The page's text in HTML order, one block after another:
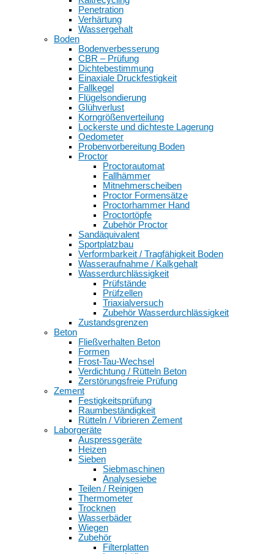
Penetration
Verhärtung
Wassergehalt
Boden
Bodenverbesserung
CBR – Prüfung
Dichtebestimmung
Einaxiale Druckfestigkeit
Fallkegel
Flügelsondierung
Glühverlust
Korngrößenverteilung
Lockerste und dichteste Lagerung
Oedometer
Probenvorbereitung Boden
Proctor
Proctorautomat
Fallhämmer
Mitnehmerscheiben
Proctor Formensätze
Proctorhammer Hand
Proctortöpfe
Zubehör Proctor
Sandäquivalent
Sportplatzbau
Verformbarkeit / Tragfähigkeit Boden
Wasseraufnahme / Kalkgehalt
Wasserdurchlässigkeit
Prüfstände
Prüfzellen
Triaxialversuch
Zubehör Wasserdurchlässigkeit
Zustandsgrenzen
Beton
Fließverhalten Beton
Formen
Frost-Tau-Wechsel
Verdichtung / Rütteln Beton
Zerstörungsfreie Prüfung
Zement
Festigkeitsprüfung
Raumbeständigkeit
Rütteln / Vibrieren Zement
Laborgeräte
Auspressgeräte
Heizen
Sieben
Siebmaschinen
Analysesiebe
Teilen / Reinigen
Thermometer
Trocknen
Wasserbäder
Wiegen
Zubehör
Filterplatten